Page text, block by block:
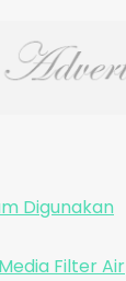
Digunakan
Filter Air